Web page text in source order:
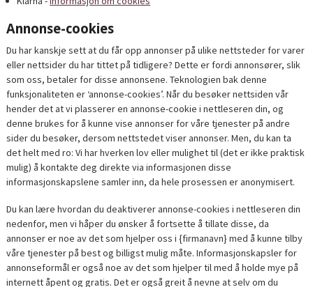
Annonse-cookies
Du har kanskje sett at du får opp annonser på ulike nettsteder for varer
eller nettsider du har tittet på tidligere? Dette er fordi annonsører, slik
som oss, betaler for disse annonsene. Teknologien bak denne
funksjonaliteten er ‘annonse-cookies’. Når du besøker nettsiden vår
hender det at vi plasserer en annonse-cookie i nettleseren din, og
denne brukes for å kunne vise annonser for våre tjenester på andre
sider du besøker, dersom nettstedet viser annonser. Men, du kan ta
det helt med ro: Vi har hverken lov eller mulighet til (det er ikke praktisk
mulig) å kontakte deg direkte via informasjonen disse
informasjonskapslene samler inn, da hele prosessen er anonymisert.
Du kan lære hvordan du deaktiverer annonse-cookies i nettleseren din
nedenfor, men vi håper du ønsker å fortsette å tillate disse, da
annonser er noe av det som hjelper oss i {firmanavn} med å kunne tilby
våre tjenester på best og billigst mulig måte. Informasjonskapsler for
annonseformål er også noe av det som hjelper til med å holde mye på
internett åpent og gratis. Det er også greit å nevne at selv om du